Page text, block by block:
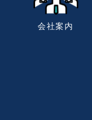
会社案内